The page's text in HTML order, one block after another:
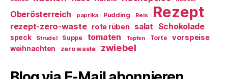
Oberösterreich paprika Pudding Reis Rezept
rezept-zero-waste rote rüben salat Schokolade
speck Strudel Suppe tomaten Topfen Torte vorspeise
weihnachten zero waste zwiebel